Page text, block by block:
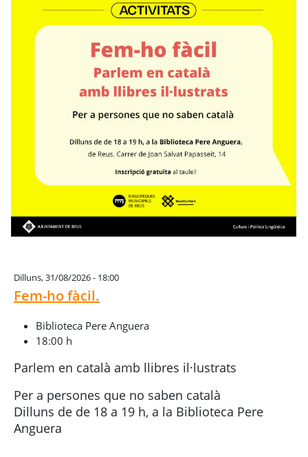
Dilluns, 31/08/2026 - 18:00
Fem-ho fàcil.
Biblioteca Pere Anguera
18:00 h
Parlem en català amb llibres il·lustrats
Per a persones que no saben català
Dilluns de de 18 a 19 h, a la Biblioteca Pere
Anguera